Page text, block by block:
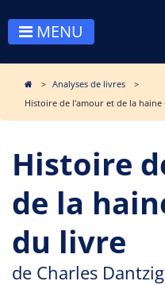
MENU
Analyses de livres
Histoire de l'amour et de la haine
Histoire
de la
du livre
de Charles Dantzig